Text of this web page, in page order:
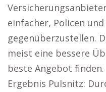
einfacher, Policen
gegenüberzustellen.
meist eine bessere
beste Angebot finden.
Ergebnis Pulsnitz: